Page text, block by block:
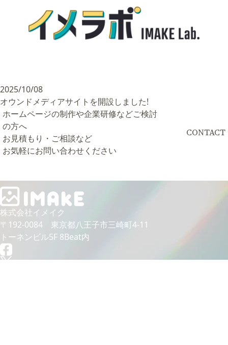
2025/10/08
オウンドメディアサイトを開設しました!
ホームページの制作や企業研修などご検討
の方へ
お見積もり・ご相談など
お気軽にお問い合わせください
CONTACT
株式会社イメイク
〒192-0084 東京都⼋王⼦市三崎町4-11
トーネンビル5F 8Beat内